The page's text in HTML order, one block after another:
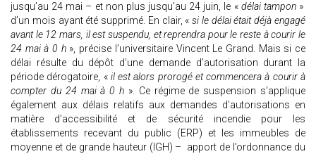
jusqu’au 24 mai – et non plus jusqu’au 24 juin, le «délai tampon»
d’un mois ayant été supprimé. En clair, «si le délai était déjà engagé
avant le 12 mars, il est suspendu, et reprendra pour le reste à courir le
24 mai à 0 h», précise l’universitaire Vincent Le Grand. Mais si ce
délai résulte du dépôt d’une demande d’autorisation durant la
période dérogatoire, «il est alors prorogé et commencera à courir à
compter du 24 mai à 0 h ». Ce régime de suspension s’applique
également aux délais relatifs aux demandes d’autorisations en
matière d’accessibilité et de sécurité incendie pour les
établissements recevant du public (ERP) et les immeubles de
moyenne et de grande hauteur (IGH) – apport de l’ordonnance du